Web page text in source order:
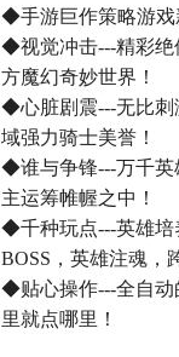
◆手游巨作策略游戏
◆视觉冲击---精彩绝
方魔幻奇妙世界！
◆心脏剧震---无比刺
域强力骑士美誉！
◆谁与争锋---万千英
主运筹帷幄之中！
◆千种玩点---英雄培
BOSS，英雄注魂，
◆贴心操作---全自动
里就点哪里！